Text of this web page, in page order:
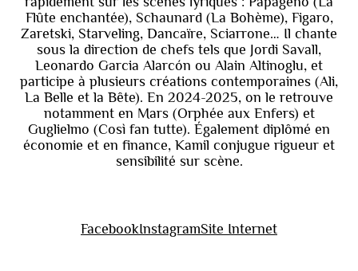
Flûte enchantée), Schaunard (La Bohème), Figaro,
Zaretski, Starveling, Dancaïre, Sciarrone… Il chante
sous la direction de chefs tels que Jordi Savall,
Leonardo Garcia Alarcón ou Alain Altinoglu, et
participe à plusieurs créations contemporaines (Ali,
La Belle et la Bête). En 2024-2025, on le retrouve
notamment en Mars (Orphée aux Enfers) et
Guglielmo (Così fan tutte). Également diplômé en
économie et en finance, Kamil conjugue rigueur et
sensibilité sur scène.
FacebookInstagramSite Internet